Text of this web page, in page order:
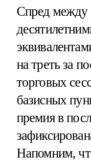
Спред между
на треть за
торговых
базисных
премия в
Напомним,